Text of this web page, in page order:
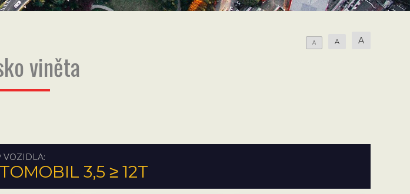
A A A
viněta
VOZIDLA:
3,5 ≥ 12T